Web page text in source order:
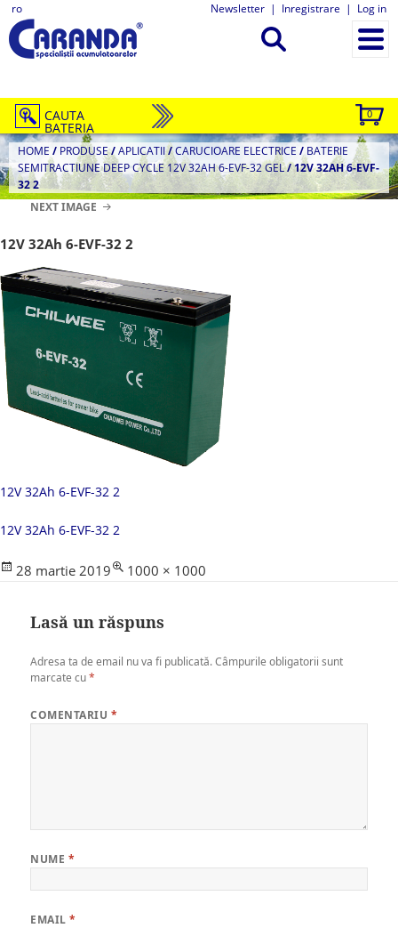
ro Newsletter | Inregistrare | Log in
0
CAUTA
BATERIA
HOME / PRODUSE/APLICATII/CARUCIOARE ELECTRICE / BATERIE
SEMITRACTIUNE DEEP CYCLE 12V 32AH 6-EVF-32 GEL/12V 32AH 6-EVF-
32 2
NEXT IMAGE
12V 32Ah 6-EVF-32 2
12V 32Ah 6-EVF-32 2
12V 32Ah 6-EVF-32 2
Posted
28 martie 2019
Full
1000 × 1000
Lasă un răspuns
Adresa ta de email nu va fi publicată. Câmpurile obligatorii sunt
marcate cu*
COMENTARIU *
NUME *
EMAIL*